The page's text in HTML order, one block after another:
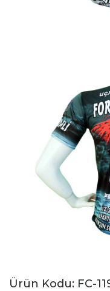
Ürün Kodu: FC-